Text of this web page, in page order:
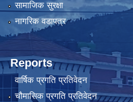
सामाजिक सुरक्षा
नागरिक वडापत्र
Reports
वार्षिक प्रगति प्रतिवेदन
चौमासिक प्रगति प्रतिवेदन